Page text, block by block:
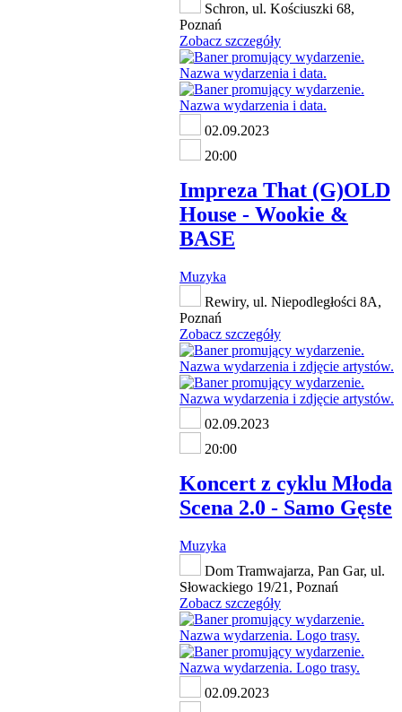
Schron, ul. Kościuszki 68,
Poznań
Zobacz szczegóły
02.09.2023
20:00
Impreza That (G)OLD
House - Wookie &
BASE
Muzyka
Rewiry, ul. Niepodległości 8A,
Poznań
Zobacz szczegóły
02.09.2023
20:00
Koncert z cyklu Młoda
Scena 2.0 - Samo Gęste
Muzyka
Dom Tramwajarza, Pan Gar, ul.
Słowackiego 19/21, Poznań
Zobacz szczegóły
02.09.2023